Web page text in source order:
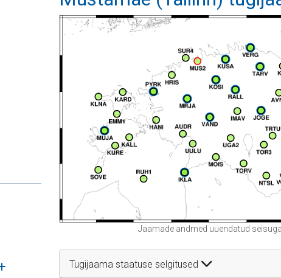
alammenüü
Jaamade andmed uuendatud
Tugijaama staatuse selgitused